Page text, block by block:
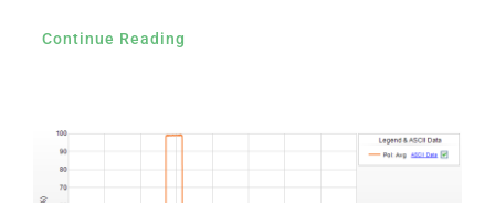
Continue Reading